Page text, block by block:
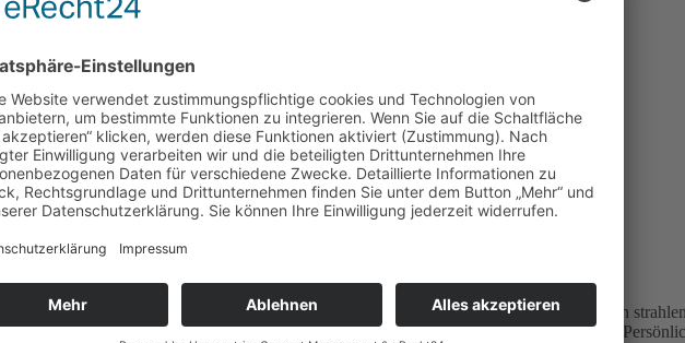
Look findest, der dich wirklich widerspiegelt und dich selbstbewusst nach außen
darüber, warum dein Stil viel mehr ist als nur Kleidung – er ist Ausdruck deiner